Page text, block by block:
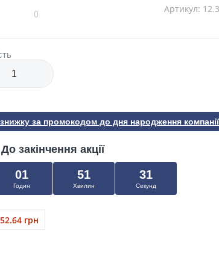
0 Артикул:
за промокодом до дня народження
До закінчення акції
01
Годин
51
Хвилин
30
Секунд
52.64 грн